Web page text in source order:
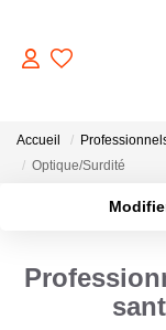
Accueil
Optique/Surdité
Type de bien